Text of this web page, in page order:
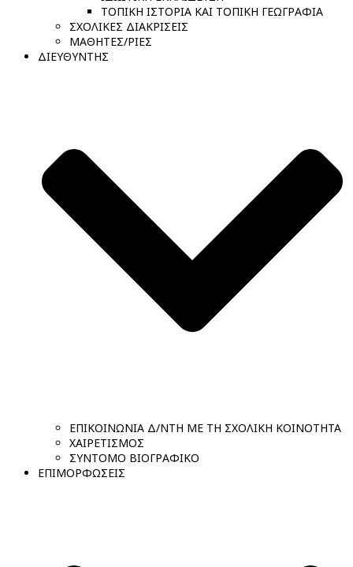
ΤΟΠΙΚΗ ΙΣΤΟΡΙΑ ΚΑΙ ΤΟΠΙΚΗ ΓΕΩΓΡΑΦΙΑ
ΣΧΟΛΙΚΕΣ ΔΙΑΚΡΙΣΕΙΣ
ΜΑΘΗΤΕΣ/ΡΙΕΣ
ΔΙΕΥΘΥΝΤΗΣ
ΕΠΙΚΟΙΝΩΝΙΑ Δ/ΝΤΗ ΜΕ ΤΗ ΣΧΟΛΙΚΗ ΚΟΙΝΟΤΗΤΑ
ΧΑΙΡΕΤΙΣΜΟΣ
ΣΥΝΤΟΜΟ ΒΙΟΓΡΑΦΙΚΟ
ΕΠΙΜΟΡΦΩΣΕΙΣ